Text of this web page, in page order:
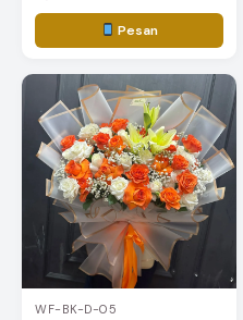
Pesan
WF-BK-D-05